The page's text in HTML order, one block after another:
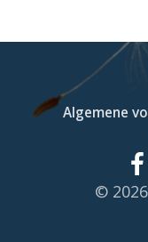
Algemene
©